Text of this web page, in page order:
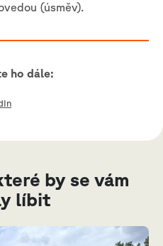
(úsměv).
ho dále:
by se vám
líbit